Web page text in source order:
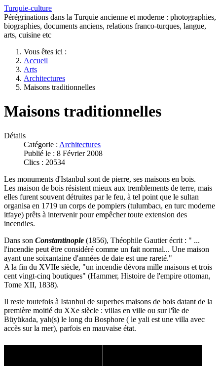
Turquie-culture
Pérégrinations dans la Turquie ancienne et moderne : photographies,
biographies, documents anciens, relations franco-turques, langue,
arts, cuisine etc
Vous êtes ici :
Accueil
Arts
Architectures
Maisons traditionnelles
Maisons traditionnelles
Détails
Catégorie : Architectures
Publié le : 8 Février 2008
Clics : 20534
Les monuments d'Istanbul sont de pierre, ses maisons en bois.
Les maison de bois résistent mieux aux tremblements de terre, mais
elles furent souvent détruites par le feu, à tel point que le sultan
organisa en 1719 un corps de pompiers (tulumbacι, en turc moderne
itfaye) prêts à intervenir pour empêcher toute extension des
incendies.
Dans son Constantinople (1856), Théophile Gautier écrit : " ...
l'incendie peut être considéré comme un fait normal... Une maison
ayant une soixantaine d'années de date est une rareté."
A la fin du XVIIe siècle, "un incendie dévora mille maisons et trois
cent vingt-cinq boutiques" (Hammer, Histoire de l'empire ottoman,
Tome XII, 1838).
Il reste toutefois à Istanbul de superbes maisons de bois datant de la
première moitié du XXe siècle : villas en ville ou sur l'île de
Büyükada, yalι(s) le long du Bosphore ( le yali est une villa avec
accès sur la mer), parfois en mauvaise état.